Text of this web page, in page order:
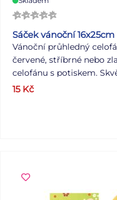
Sáček vánoční
Vánoční průhledný
červené, stříbrné nebo
celofánu s potiskem.
Sáček můžete uzavřít
Motiv: hvězdy Rozměr:
15 Kč